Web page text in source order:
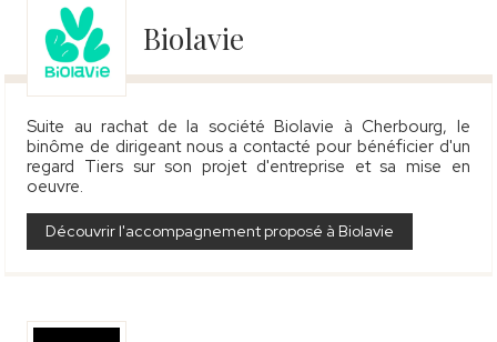
Biolavie
Suite au rachat de la société Biolavie à Cherbourg, le
binôme de dirigeant nous a contacté pour bénéficier d'un
regard Tiers sur son projet d'entreprise et sa mise en
oeuvre.
Découvrir l'accompagnement proposé à Biolavie